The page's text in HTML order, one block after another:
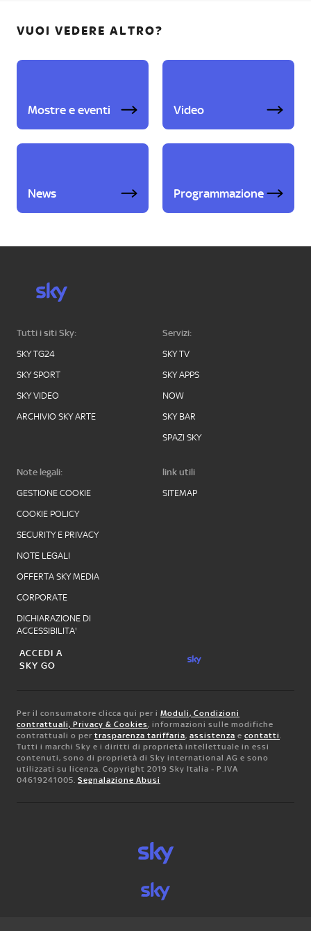
VUOI VEDERE ALTRO?
Mostre e eventi Video
News Programmazione
Tutti i siti Sky:
SKY TG24
SKY SPORT
SKY VIDEO
ARCHIVIO SKY ARTE
Servizi:
SKY TV
SKY APPS
NOW
SKY BAR
SPAZI SKY
Note legali:
GESTIONE COOKIE
COOKIE POLICY
SECURITY E PRIVACY
NOTE LEGALI
OFFERTA SKY MEDIA
CORPORATE
DICHIARAZIONE DI
ACCESSIBILITA'
link utili
SITEMAP
ACCEDI A
SKY GO
Per il consumatore clicca qui per i Moduli, Condizioni
contrattuali, Privacy & Cookies, informazioni sulle modifiche
contrattuali o per trasparenza tariffaria, assistenza e contatti.
Tutti i marchi Sky e i diritti di proprietà intellettuale in essi
contenuti, sono di proprietà di Sky international AG e sono
utilizzati su licenza. Copyright 2019 Sky Italia - P.IVA
04619241005. Segnalazione Abusi